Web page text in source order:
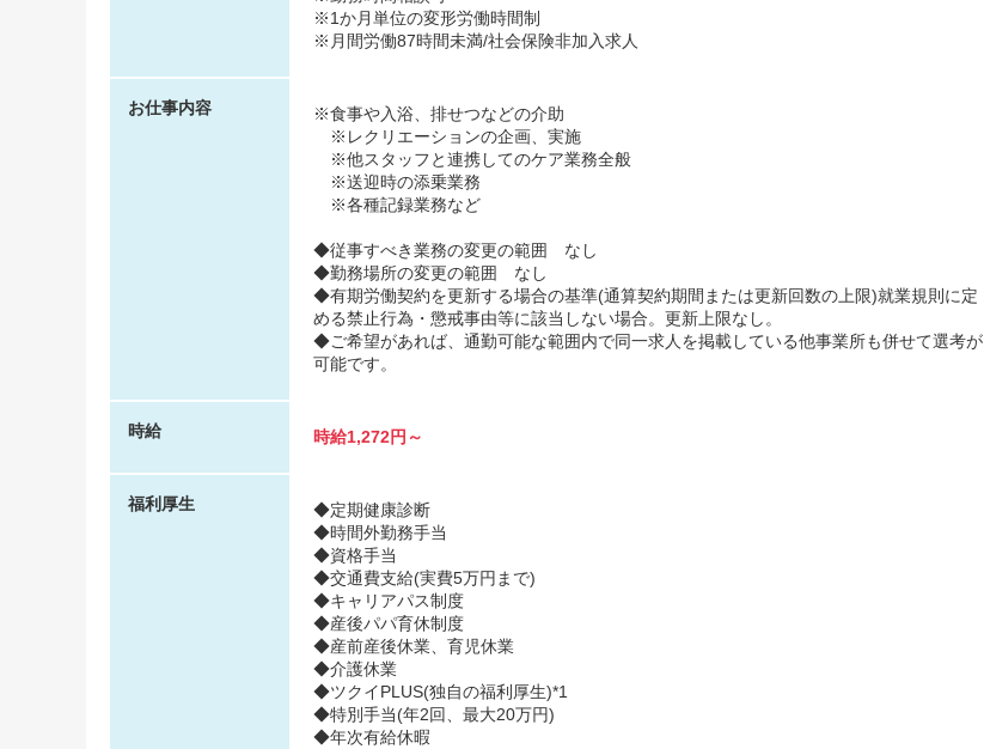
※1か月単位の変形労働時間制
※月間労働87時間未満/社会保険非加入求人
お仕事内容
※食事や入浴、排せつなどの介助
※レクリエーションの企画、実施
※他スタッフと連携してのケア業務全般
※送迎時の添乗業務
※各種記録業務など
◆従事すべき業務の変更の範囲 なし
◆勤務場所の変更の範囲 なし
◆有期労働契約を更新する場合の基準(通算契約期間または更新回数の上限)就業規則に定
める禁止行為・懲戒事由等に該当しない場合。更新上限なし。
◆ご希望があれば、通勤可能な範囲内で同一求人を掲載している他事業所も併せて選考が
可能です。
時給 時給1,272円～
福利厚生
◆定期健康診断
◆時間外勤務手当
◆資格手当
◆交通費支給(実費5万円まで)
◆キャリアパス制度
◆産後パパ育休制度
◆産前産後休業、育児休業
◆介護休業
◆ツクイPLUS(独自の福利厚生)*1
◆特別手当(年2回、最大20万円)
◆年次有給休暇